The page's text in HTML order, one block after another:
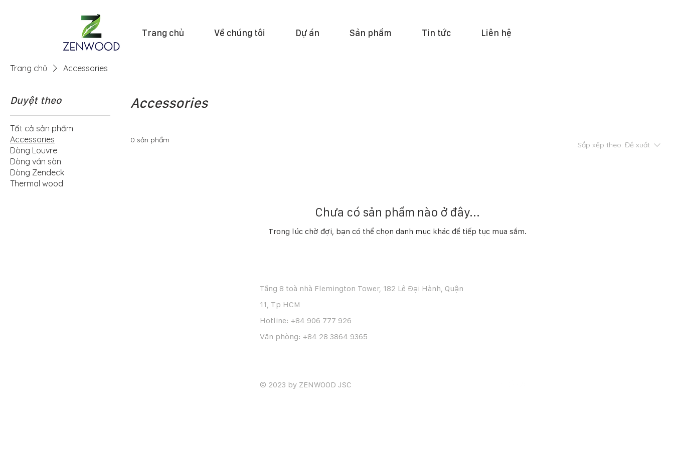
Trang chủ Về chúng tôi Dự án Sản phẩm Tin tức Liên hệ
Trang chủ Accessories
Duyệt theo
Tất cả sản phẩm
Accessories
Dòng Louvre
Dòng ván sàn
Dòng Zendeck
Thermal wood
Accessories
0 sản phẩm
Sắp xếp theo: Đề xuất
Chưa có sản phẩm nào ở đây...
Trong lúc chờ đợi, bạn có thể chọn danh mục khác để tiếp tục mua sắm.
Tầng 8 toà nhà Flemington Tower, 182 Lê Đại Hành, Quận
11, Tp HCM
Hotline: +84 906 777 926
Văn phòng: +84 28 3864 9365
© 2023 by ZENWOOD JSC